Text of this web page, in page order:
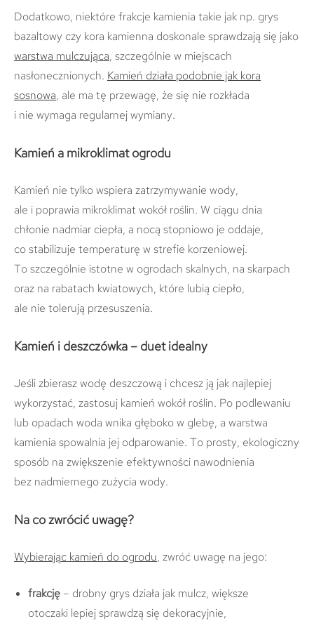
Dodatkowo, niektóre frakcje kamienia takie jak np. grys
bazaltowy czy kora kamienna doskonale sprawdzają się jako
warstwa mulczująca, szczególnie w miejscach
nasłonecznionych. Kamień działa podobnie jak kora
sosnowa, ale ma tę przewagę, że się nie rozkłada
i nie wymaga regularnej wymiany.
Kamień a mikroklimat ogrodu
Kamień nie tylko wspiera zatrzymywanie wody,
ale i poprawia mikroklimat wokół roślin. W ciągu dnia
chłonie nadmiar ciepła, a nocą stopniowo je oddaje,
co stabilizuje temperaturę w strefie korzeniowej.
To szczególnie istotne w ogrodach skalnych, na skarpach
oraz na rabatach kwiatowych, które lubią ciepło,
ale nie tolerują przesuszenia.
Kamień i deszczówka – duet idealny
Jeśli zbierasz wodę deszczową i chcesz ją jak najlepiej
wykorzystać, zastosuj kamień wokół roślin. Po podlewaniu
lub opadach woda wnika głęboko w glebę, a warstwa
kamienia spowalnia jej odparowanie. To prosty, ekologiczny
sposób na zwiększenie efektywności nawodnienia
bez nadmiernego zużycia wody.
Na co zwrócić uwagę?
Wybierając kamień do ogrodu, zwróć uwagę na jego:
frakcję – drobny grys działa jak mulcz, większe
otoczaki lepiej sprawdzą się dekoracyjnie,